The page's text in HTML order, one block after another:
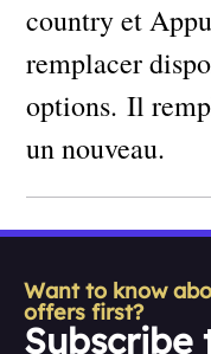
country et
remplacer
options. Il
un nouveau.
Want to know
offers first?
Subscribe